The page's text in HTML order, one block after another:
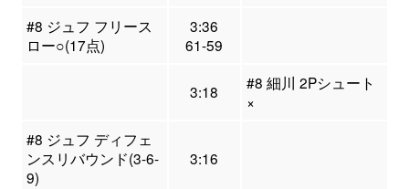
#8 ジュフ フリース
ロー○(17点)
3:36
61-59
3:18
#8 細川 2Pシュート
×
#8 ジュフ ディフェ
ンスリバウンド(3-6-
9)
3:16